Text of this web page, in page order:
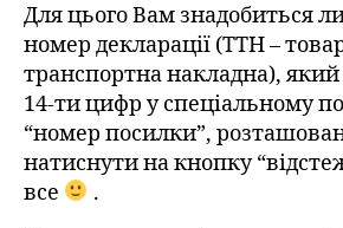
Для цього Вам знадобиться
номер декларації (ТТН –
транспортна накладна), який
14-ти цифр у спеціальному
“номер посилки”,
натиснути на кнопку
все
.